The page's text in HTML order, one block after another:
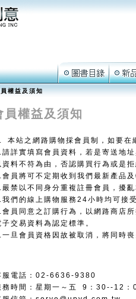
權益及須知
員權益及須知
本站之網路購物採會員制，如要在
詳實填寫會員資料，若是寄送地
資料不符為由，否認購買行為或是
員將可不定期收到我們最新產品
禁以不同身分重複註冊會員，擾
們的線上購物服務24小時均可接
員同意之訂購行為，以網路商店
子交易資料為認定標準。
旦會員資格因故被取消，將同時
服電話：02-6636-9380
務時間：星期一～五 9：30--12